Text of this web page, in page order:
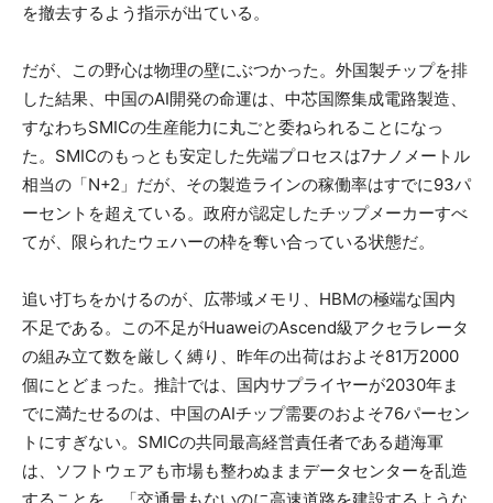
を撤去するよう指示が出ている。
だが、この野心は物理の壁にぶつかった。外国製チップを排
した結果、中国のAI開発の命運は、中芯国際集成電路製造、
すなわちSMICの生産能力に丸ごと委ねられることになっ
た。SMICのもっとも安定した先端プロセスは7ナノメートル
相当の「N+2」だが、その製造ラインの稼働率はすでに93パ
ーセントを超えている。政府が認定したチップメーカーすべ
てが、限られたウェハーの枠を奪い合っている状態だ。
追い打ちをかけるのが、広帯域メモリ、HBMの極端な国内
不足である。この不足がHuaweiのAscend級アクセラレータ
の組み立て数を厳しく縛り、昨年の出荷はおよそ81万2000
個にとどまった。推計では、国内サプライヤーが2030年ま
でに満たせるのは、中国のAIチップ需要のおよそ76パーセン
トにすぎない。SMICの共同最高経営責任者である趙海軍
は、ソフトウェアも市場も整わぬままデータセンターを乱造